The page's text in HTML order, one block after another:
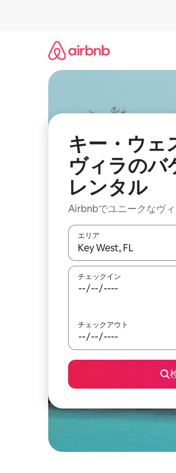
キー・ウェ
ヴィラのバ
レンタル
Airbnbでユニークなヴ
エリア
検索結果が表示されたら
チェックイン
チェックアウト